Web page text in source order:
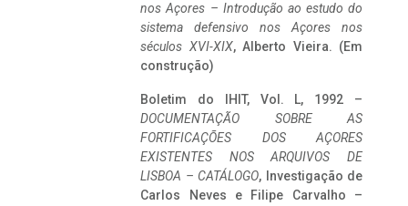
nos Açores – Introdução ao estudo do
sistema defensivo nos Açores nos
séculos XVI-XIX, Alberto Vieira. (Em
construção)
Boletim do IHIT, Vol. L, 1992 –
DOCUMENTAÇÃO SOBRE AS
FORTIFICAÇÕES DOS AÇORES
EXISTENTES NOS ARQUIVOS DE
LISBOA – CATÁLOGO, Investigação de
Carlos Neves e Filipe Carvalho –